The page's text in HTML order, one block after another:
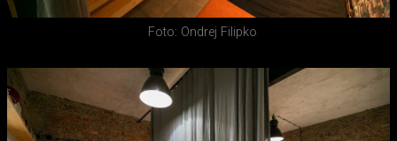
Foto: Ondrej Filipko